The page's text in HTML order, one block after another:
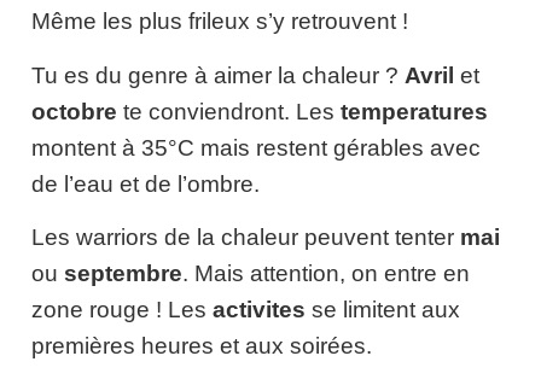
Même les plus frileux s’y retrouvent !
Tu es du genre à aimer la chaleur ? Avril et
octobre te conviendront. Les temperatures
montent à 35°C mais restent gérables avec
de l’eau et de l’ombre.
Les warriors de la chaleur peuvent tenter mai
ou septembre. Mais attention, on entre en
zone rouge ! Les activites se limitent aux
premières heures et aux soirées.